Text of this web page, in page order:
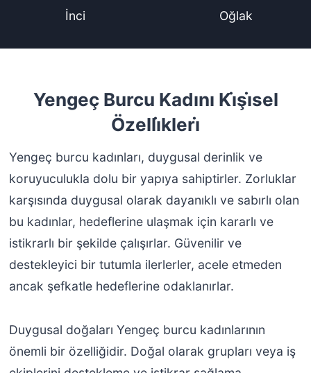
İnci Oğlak
Yengeç Burcu Kadını Ki̇şi̇sel
Özelli̇kleri̇
Yengeç burcu kadınları, duygusal derinlik ve
koruyuculukla dolu bir yapıya sahiptirler. Zorluklar
karşısında duygusal olarak dayanıklı ve sabırlı olan
bu kadınlar, hedeflerine ulaşmak için kararlı ve
istikrarlı bir şekilde çalışırlar. Güvenilir ve
destekleyici bir tutumla ilerlerler, acele etmeden
ancak şefkatle hedeflerine odaklanırlar.
Duygusal doğaları Yengeç burcu kadınlarının
önemli bir özelliğidir. Doğal olarak grupları veya iş